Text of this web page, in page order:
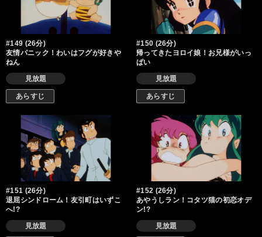
#149 (26分)
友情パニック！わいはフグが好きや
ねん
見放題
あらすじ
#150 (26分)
帰ってきたヨロイ娘！お兄様がいっ
ぱい
見放題
あらすじ
#151 (26分)
退屈シンドローム！友引町はいずこ
へ!?
見放題
#152 (26分)
あやうしラン！コタツ猫の初恋オデ
ン!?
見放題